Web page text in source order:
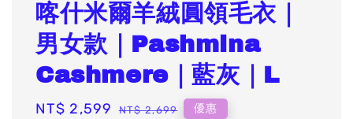
喀什米爾羊絨圓領毛衣｜
男女款｜Pashmina
Cashmere｜藍灰｜L
Sale
NT$ 2,599 Regular
NT$ 2,699 優惠